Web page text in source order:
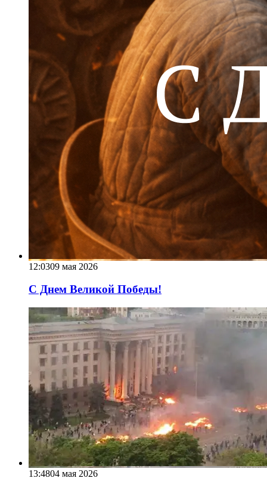
12:0309 мая 2026
С Днем Великой Победы!
13:4804 мая 2026